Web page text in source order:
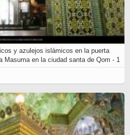
y azulejos islámicos en la puerta
Masuma en la ciudad santa de Qom - 1